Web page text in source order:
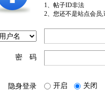
1、帖子ID非法
2、您还不是站点会员
密 码
隐身登录 开启 关闭